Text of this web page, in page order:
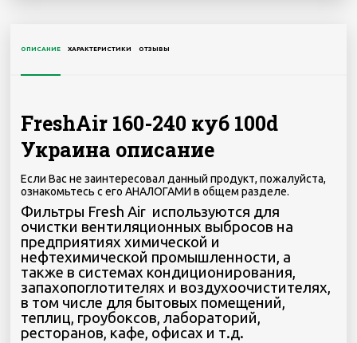
ОПИСАНИЕ ХАРАКТЕРИСТИКИ ОТЗЫВЫ
FreshAir 160-240 куб 100d
Украина описание
Если Вас не заинтересовал данный продукт, пожалуйста,
ознакомьтесь с его АНАЛОГАМИ в общем разделе.
Фильтры Fresh Air используются для
очистки вентиляционных выбросов на
предприятиях химической и
нефтехимической промышленности, а
также в системах кондиционирования,
запахопоглотителях и воздухоочистителях,
в том числе для бытовых помещений,
теплиц, гроубоксов, лабораторий,
ресторанов, кафе, офисах и т.д.